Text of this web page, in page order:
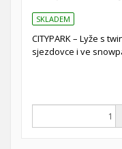
SKLADEM
CITYPARK – Lyže s
sjezdovce i ve